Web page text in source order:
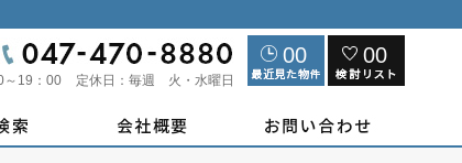
～19：00 定休日： 毎週 火・水曜日
00 00